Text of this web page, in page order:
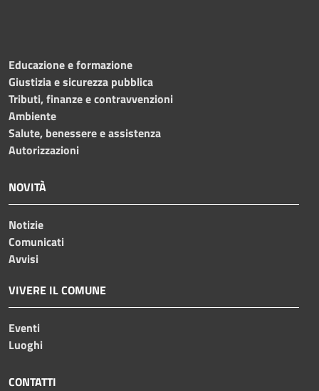
Educazione e formazione
Giustizia e sicurezza pubblica
Tributi, finanze e contravvenzioni
Ambiente
Salute, benessere e assistenza
Autorizzazioni
NOVITÀ
Notizie
Comunicati
Avvisi
VIVERE IL COMUNE
Eventi
Luoghi
CONTATTI